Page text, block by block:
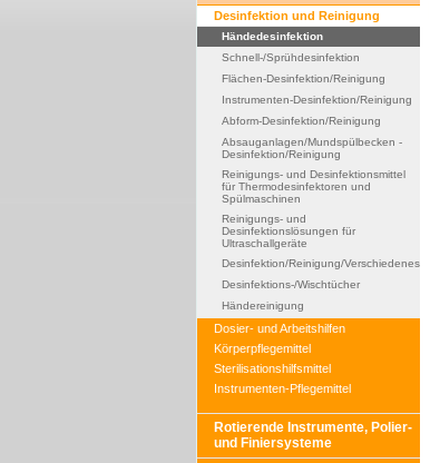
Desinfektion und Reinigung
Händedesinfektion
Schnell-/Sprühdesinfektion
Flächen-Desinfektion/Reinigung
Instrumenten-Desinfektion/Reinigung
Abform-Desinfektion/Reinigung
Absauganlagen/Mundspülbecken -
Desinfektion/Reinigung
Reinigungs- und Desinfektionsmittel
für Thermodesinfektoren und
Spülmaschinen
Reinigungs- und
Desinfektionslösungen für
Ultraschallgeräte
Desinfektion/Reinigung/Verschiedenes
Desinfektions-/Wischtücher
Händereinigung
Dosier- und Arbeitshilfen
Körperpflegemittel
Sterilisationshilfsmittel
Instrumenten-Pflegemittel
Rotierende Instrumente, Polier-
und Finiersysteme